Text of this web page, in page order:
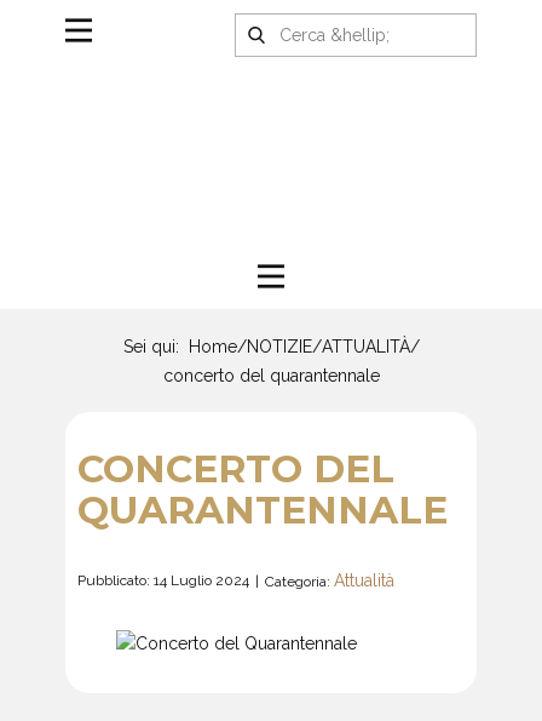
Sei qui: Home/NOTIZIE/ATTUALITÀ/
concerto del quarantennale
CONCERTO DEL
QUARANTENNALE
Pubblicato: 14 Luglio 2024 Categoria: Attualità